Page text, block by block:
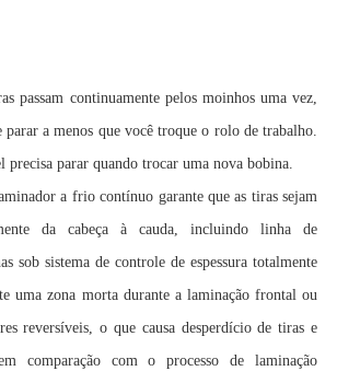
passam continuamente pelos moinhos uma vez,
parar a menos que você troque o rolo de trabalho.
precisa parar quando trocar uma nova bobina.
a frio contínuo garante que as tiras sejam
da cabeça à cauda, ​​incluindo linha de
sob sistema de controle de espessura totalmente
uma zona morta durante a laminação frontal ou
reversíveis, o que causa desperdício de tiras e
comparação com o processo de laminação